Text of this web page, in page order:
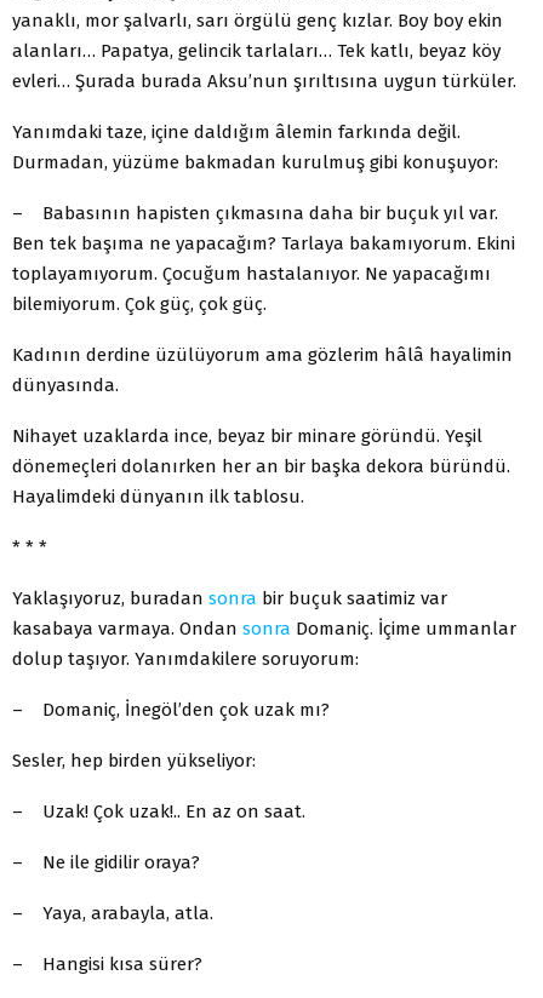
yanaklı, mor şalvarlı, sarı örgülü genç kızlar. Boy boy ekin
alanları… Papatya, gelincik tarlaları… Tek katlı, beyaz köy
evleri… Şurada burada Aksu’nun şırıltısına uygun türküler.
Yanımdaki taze, içine daldığım âlemin farkında değil.
Durmadan, yüzüme bakmadan kurulmuş gibi konuşuyor:
– Babasının hapisten çıkmasına daha bir buçuk yıl var.
Ben tek başıma ne yapacağım? Tarlaya bakamıyorum. Ekini
toplayamıyorum. Çocuğum hastalanıyor. Ne yapacağımı
bilemiyorum. Çok güç, çok güç.
Kadının derdine üzülüyorum ama gözlerim hâlâ hayalimin
dünyasında.
Nihayet uzaklarda ince, beyaz bir minare göründü. Yeşil
dönemeçleri dolanırken her an bir başka dekora büründü.
Hayalimdeki dünyanın ilk tablosu.
* * *
Yaklaşıyoruz, buradan sonra bir buçuk saatimiz var
kasabaya varmaya. Ondan sonra Domaniç. İçime ummanlar
dolup taşıyor. Yanımdakilere soruyorum:
– Domaniç, İnegöl’den çok uzak mı?
Sesler, hep birden yükseliyor:
– Uzak! Çok uzak!.. En az on saat.
– Ne ile gidilir oraya?
– Yaya, arabayla, atla.
– Hangisi kısa sürer?